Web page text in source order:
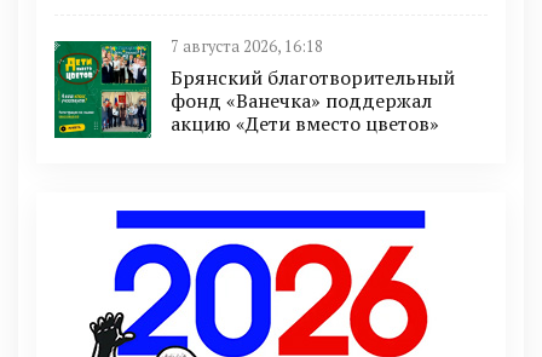
7 августа 2026, 16:18
Брянский благотворительный
фонд «Ванечка» поддержал
акцию «Дети вместо цветов»